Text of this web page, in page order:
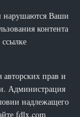
нарушаются Ваши
контента
авторских прав и
Администрация
надлежащего
fdlx.com